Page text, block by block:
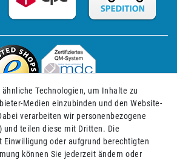
Daten­schutz­erklärung AGB
Technologien, um Inhalte zu
Medien einzubinden und den Website-
verarbeiten wir personenbezogene
und teilen diese mit Dritten. Die
oder aufgrund berechtigten
können Sie jederzeit ändern oder